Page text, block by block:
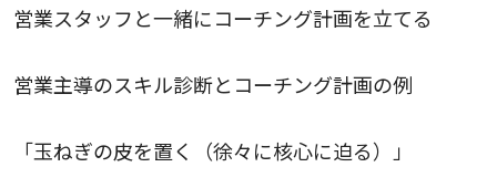
営業スタッフと一緒にコーチング計画を立てる
営業主導のスキル診断とコーチング計画の例
「玉ねぎの皮を置く（徐々に核心に迫る）」